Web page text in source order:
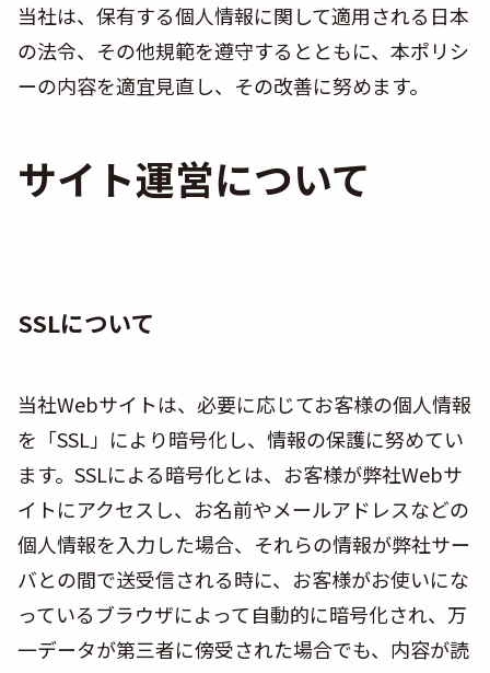
当社は、保有する個人情報に関して適用される日本
の法令、その他規範を遵守するとともに、本ポリシ
ーの内容を適宜見直し、その改善に努めます。
サイト運営について
SSLについて
当社Webサイトは、必要に応じてお客様の個人情報
を「SSL」により暗号化し、情報の保護に努めてい
ます。SSLによる暗号化とは、お客様が弊社Webサ
イトにアクセスし、お名前やメールアドレスなどの
個人情報を入力した場合、それらの情報が弊社サー
バとの間で送受信される時に、お客様がお使いにな
っているブラウザによって自動的に暗号化され、万
一データが第三者に傍受された場合でも、内容が読